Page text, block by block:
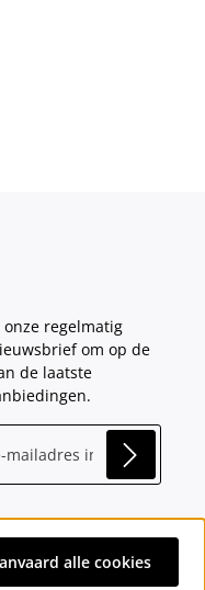
regelmatig
om op de
de laatste
selecteren, bevestigt
hebt
Terms of Useapply.
met asterisks (*)
anders vermeld.
alle cookies